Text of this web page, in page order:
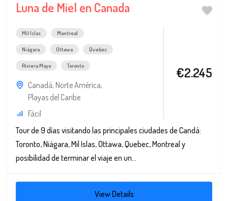
Luna de Miel en Canada
Mil Islas Montreal
Niágara Ottawa Quebec
Riviera Maya Toronto
Canadá, Norte América,
Playas del Caribe
Fácil
€2.245
Tour de 9 días visitando las principales ciudades de Candá:
Toronto, Niágara, Mil Islas, Ottawa, Quebec, Montreal y
posibilidad de terminar el viaje en un...
View Details